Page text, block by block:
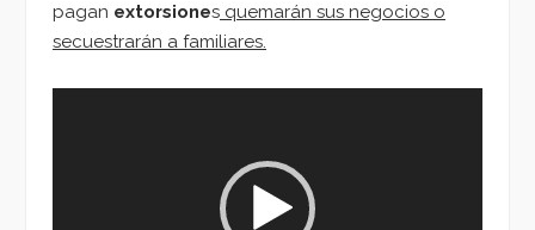
pagan extorsiones quemarán sus negocios o
secuestrarán a familiares.